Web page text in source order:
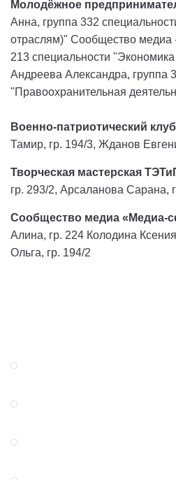
Молодёжное
Анна, группа 332
отраслям)" Сообщество
213 специальности "Экономика
Андреева Александра, группа
"Правоохранительная
Военно-патриотический
Тамир, гр. 194/3, Жданов
Творческая мастерская
гр. 293/2, Арсаланова Сарана,
Сообщество медиа «Медиа-
Алина, гр. 224 Колодина
Ольга, гр. 194/2